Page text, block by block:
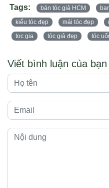
Tags: bán tóc giả HCM
kiểu tóc đẹp
mái tóc đẹp
toc gia
tóc giả đẹp tóc
Viết bình luận của bạn